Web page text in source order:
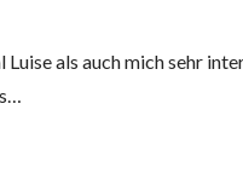
als auch mich sehr